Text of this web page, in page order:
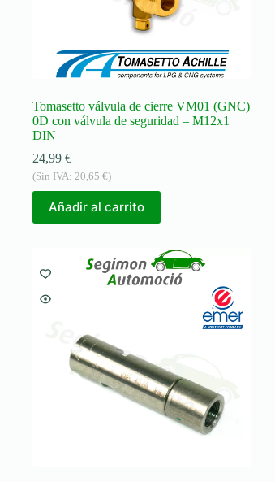
Tomasetto válvula de cierre VM01 (GNC)
0D con válvula de seguridad – M12x1
DIN
24,99 €
(Sin IVA: 20,65 €)
Añadir al carrito